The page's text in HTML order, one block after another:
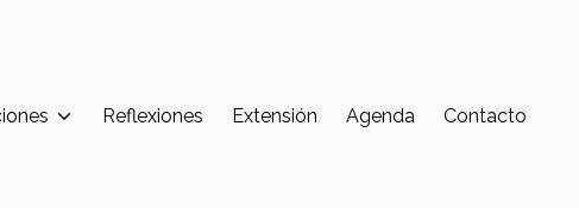
Reflexiones Extensión Agenda Contacto